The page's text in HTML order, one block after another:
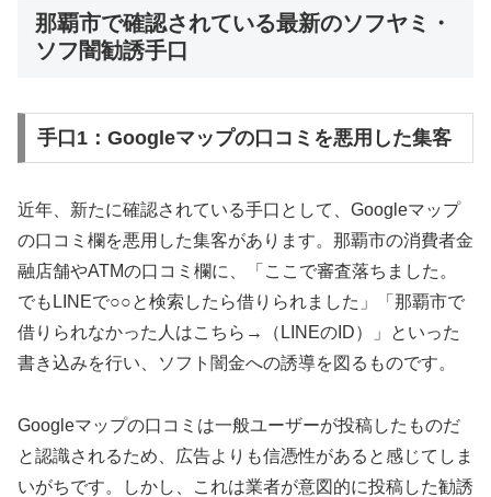
那覇市で確認されている最新のソフヤミ・
ソフ闇勧誘手口
手口1：Googleマップの口コミを悪用した集客
近年、新たに確認されている手口として、Googleマップ
の口コミ欄を悪用した集客があります。那覇市の消費者金
融店舗やATMの口コミ欄に、「ここで審査落ちました。
でもLINEで○○と検索したら借りられました」「那覇市で
借りられなかった人はこちら→（LINEのID）」といった
書き込みを行い、ソフト闇金への誘導を図るものです。
Googleマップの口コミは一般ユーザーが投稿したものだ
と認識されるため、広告よりも信憑性があると感じてしま
いがちです。しかし、これは業者が意図的に投稿した勧誘